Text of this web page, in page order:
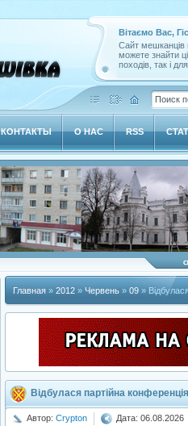
Вітаємо Вас,
Сайт мешканців
можете знайти
походів, так і
КОНТАКТЫ О НАС RSS
Главная » 2012 » Червень » 09 »
Відбулася партійна конференція
Автор: Crypton Дата: 06.08.2026